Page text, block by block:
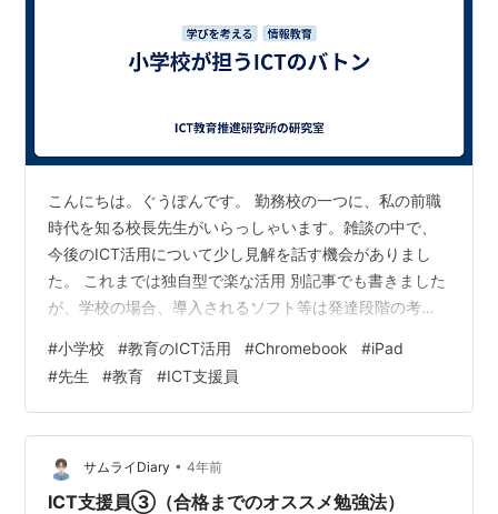
こんにちは。ぐうぽんです。 勤務校の一つに、私の前職
時代を知る校長先生がいらっしゃいます。雑談の中で、
今後のICT活用について少し見解を話す機会がありまし
た。 これまでは独自型で楽な活用 別記事でも書きました
が、学校の場合、導入されるソフト等は発達段階の考慮
的なOfficeソフト等と違うため、多少の操作性の難度は
あるものの、学習効率と天秤にかけると目を瞑ればいい
か、と使用されてきました。 しかしこの現状を一変する
出来事がありました・・ GIGAスクールによる活用に変化
2020年、新型コロナウイルスの流行により、学校教育は
「学習機会の損失」と…
#小学校 #教育のICT活用 #Chromebook #iPad
#先生 #教育 #ICT支援員
サムライDiary • 4年前
ICT支援員③（合格までのオススメ勉強法）